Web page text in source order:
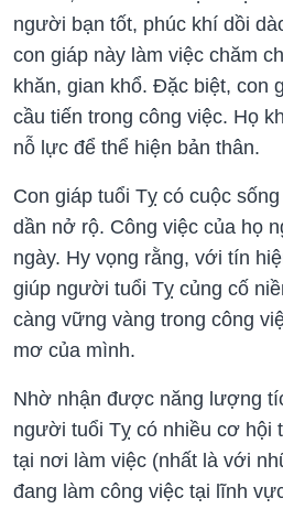
người bạn tốt, phúc khí dồi
con giáp này làm việc chăm
khăn, gian khổ. Đặc biệt, con
cầu tiến trong công việc. Họ
nỗ lực để thể hiện bản thân.
Con giáp tuổi Tỵ có cuộc
dần nở rộ. Công việc của họ
ngày. Hy vọng rằng, với tín
giúp người tuổi Tỵ củng cố
càng vững vàng trong công
mơ của mình.
Nhờ nhận được năng lượng
người tuổi Tỵ có nhiều cơ hội
tại nơi làm việc (nhất là với
đang làm công việc tại lĩnh